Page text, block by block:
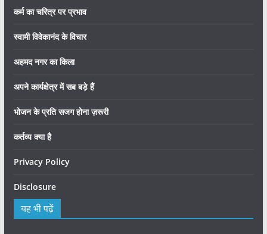
कर्म का चरित्र पर प्रभाव
स्वामी विवेकानंद के विचार
अहमद नगर का किला
अपने कार्यक्षेत्र में सब बड़े हैं
भोजन के प्रति सजग होना ज़रूरी
कर्तव्य क्या है
Privacy Policy
Disclosure
यह भी पढ़ें